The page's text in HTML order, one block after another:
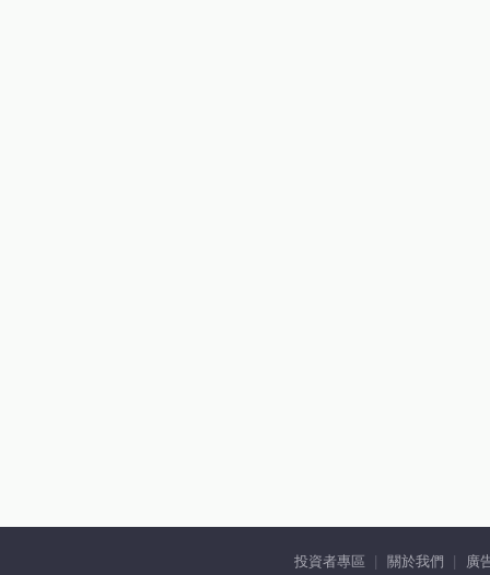
投資者專區 關於我們 廣